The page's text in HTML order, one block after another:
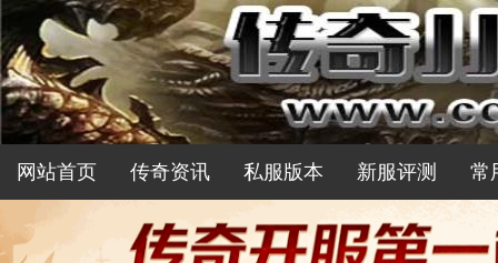
网站首页 传奇资讯 私服版本 新服评测 常